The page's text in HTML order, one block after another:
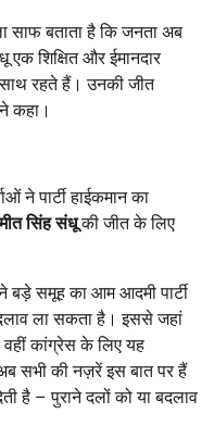
बताता है कि जनता अब
एक शिक्षित और ईमानदार
रहते हैं। उनकी जीत
कहा।
ने पार्टी हाईकमान का
सिंह संधूकी जीत के लिए
समूह का आम आदमी पार्टी
ला सकता है। इससे जहां
वहीं कांग्रेस के लिए यह
सभी की नज़रें इस बात पर हैं
है – पुराने दलों को या बदलाव